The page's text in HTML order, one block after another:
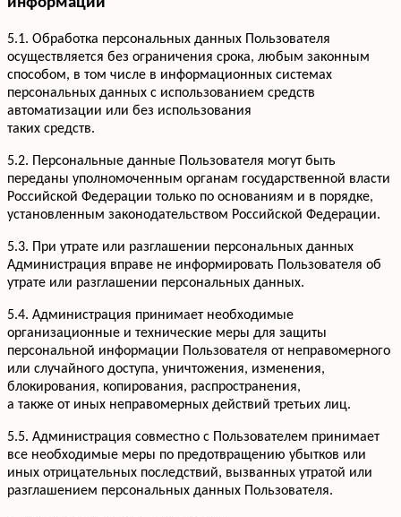
Мы онлайн, пишите
5.1. Обработка персональных данных Пользователя
осуществляется без ограничения срока, любым законным
способом, в том числе в информационных системах
персональных данных с использованием средств
автоматизации или без использования
таких средств.
5.2. Персональные данные Пользователя могут быть
переданы уполномоченным органам государственной власти
Российской Федерации только по основаниям и в порядке,
установленным законодательством Российской Федерации.
5.3. При утрате или разглашении персональных данных
Администрация вправе не информировать Пользователя об
утрате или разглашении персональных данных.
5.4. Администрация принимает необходимые
организационные и технические меры для защиты
персональной информации Пользователя от неправомерного
или случайного доступа, уничтожения, изменения,
блокирования, копирования, распространения,
а также от иных неправомерных действий третьих лиц.
5.5. Администрация совместно с Пользователем принимает
все необходимые меры по предотвращению убытков или
иных отрицательных последствий, вызванных утратой или
разглашением персональных данных Пользователя.